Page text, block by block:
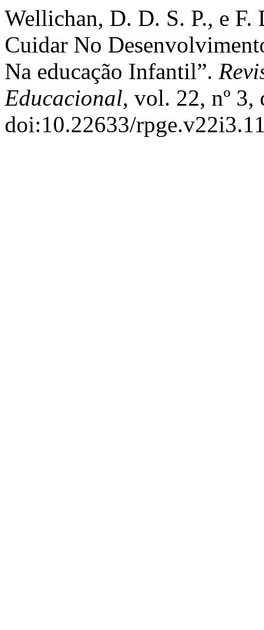
Wellichan, D. D. S. P., e
Cuidar No
Na educação Infantil”.
Educacional, vol. 22, nº 3,
doi:10.22633/